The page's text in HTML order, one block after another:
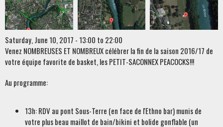
Saturday, June 10, 2017 - 13:00 to 22:00
Venez NOMBREUSES ET NOMBREUX célébrer la fin de la saison 2016/17 de
votre équipe favorite de basket, les PETIT-SACONNEX PEACOCKS!!!
Au programme:
13h: RDV au pont Sous-Terre (en face de l'Ethno bar) munis de
votre plus beau maillot de bain/bikini et bolide gonflable (un